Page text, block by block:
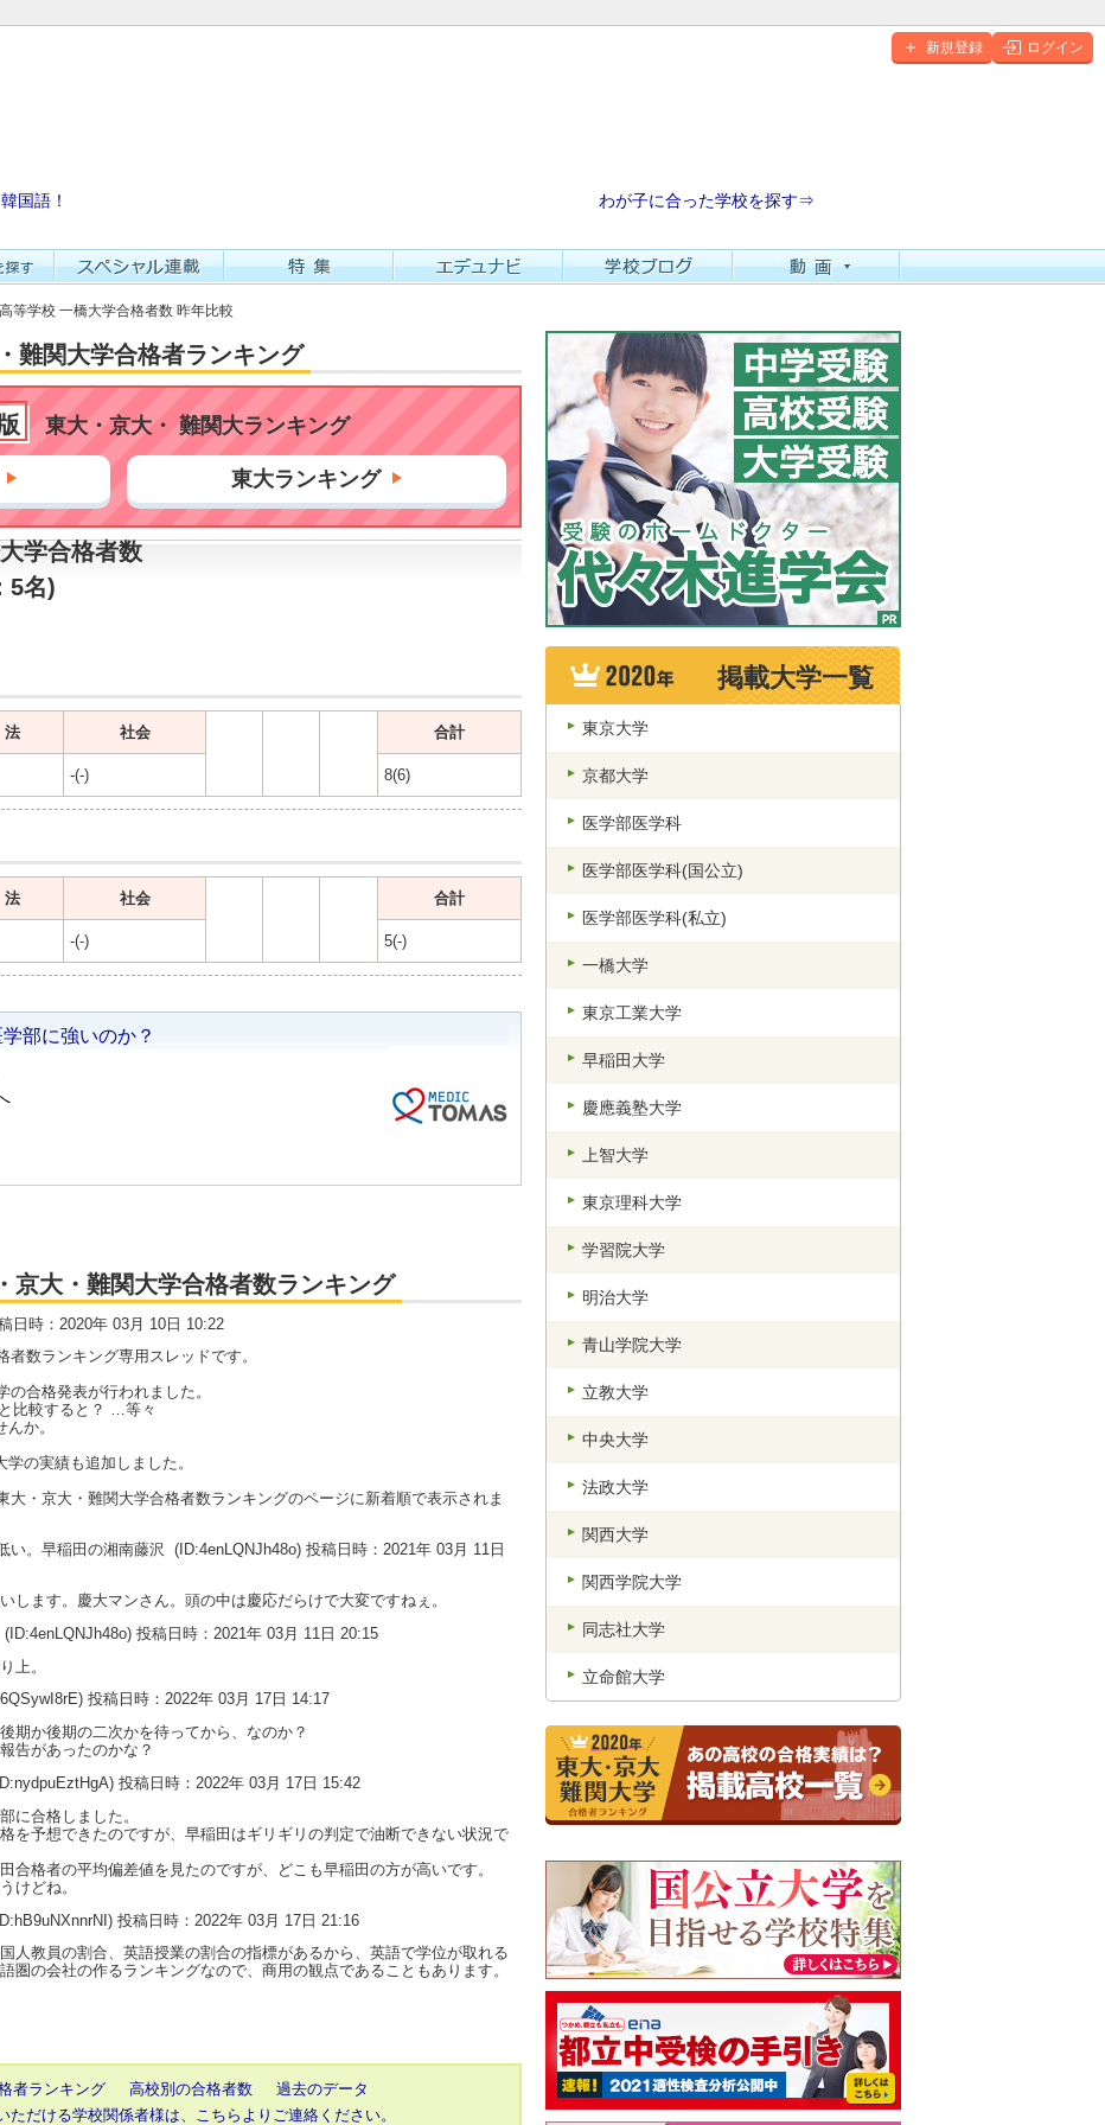
新規登録 ログイン
国語！ わが子に合った学校を探す⇒
等学校 一橋大学合格者数 昨年比較
難関大学合格者ランキング
東大・京大・ 難関大ランキング
東大ランキング
学合格者数
5名)
法 社会 合計
-(-) 8(6)
法 社会 合計
-(-) 5(-)
京大・難関大学合格者数ランキング
日時：2020年 03月 10日 10:22
数ランキング専用スレッドです。
合格発表が行われました。
比較すると？ …等々
か。
の実績も追加しました。
・京大・難関大学合格者数ランキングのページに新着順で表示されま
い。早稲田の湘南藤沢
(ID:4enLQNJh48o) 投稿日時：2021年 03月 11日
します。慶大マンさん。頭の中は慶応だらけで大変ですねぇ。
(ID:4enLQNJh48o) 投稿日時：2021年 03月 11日 20:15
上。
投稿日時：2022年 03月 17日 14:17
期か後期の二次かを待ってから、なのか？
告があったのかな？
投稿日時：2022年 03月 17日 15:42
に合格しました。
を予想できたのですが、早稲田はギリギリの判定で油断できない状況で
合格者の平均偏差値を見たのですが、どこも早稲田の方が高いです。
けどね。
投稿日時：2022年 03月 17日 21:16
人教員の割合、英語授業の割合の指標があるから、英語で学位が取れる
圏の会社の作るランキングなので、商用の観点であることもあります。
者ランキング 高校別の合格者数
過去のデータ
ただける学校関係者様は、こちらよりご連絡ください。
掲載大学一覧
東京大学
京都大学
医学部医学科
医学部医学科(国公立)
医学部医学科(私立)
一橋大学
東京工業大学
早稲田大学
慶應義塾大学
上智大学
東京理科大学
学習院大学
明治大学
青山学院大学
立教大学
中央大学
法政大学
関西大学
関西学院大学
同志社大学
立命館大学